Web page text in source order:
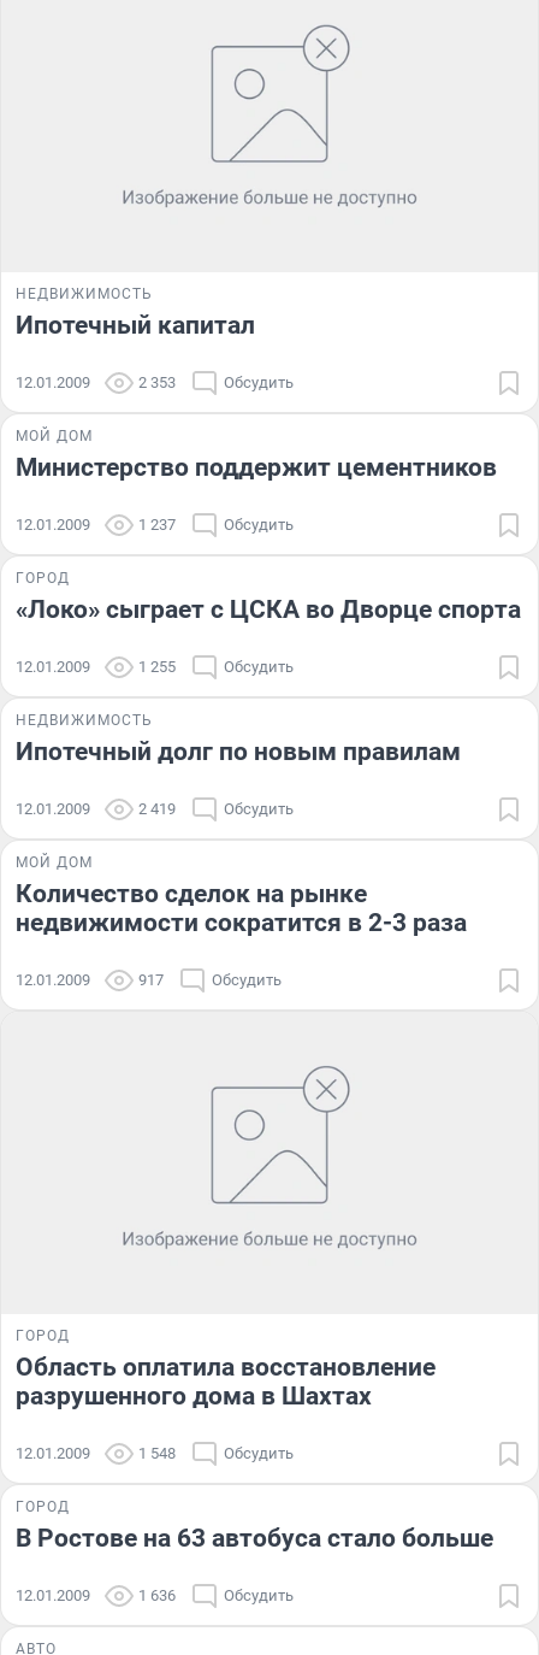
НЕДВИЖИМОСТЬ
Ипотечный капитал
12.01.2009 2 353 Обсудить
МОЙ ДОМ
Министерство поддержит цементников
12.01.2009 1 237 Обсудить
ГОРОД
«Локо» сыграет с ЦСКА во Дворце спорта
12.01.2009 1 255 Обсудить
НЕДВИЖИМОСТЬ
Ипотечный долг по новым правилам
12.01.2009 2 419 Обсудить
МОЙ ДОМ
Количество сделок на рынке
недвижимости сократится в 2-3 раза
12.01.2009 917 Обсудить
ГОРОД
Область оплатила восстановление
разрушенного дома в Шахтах
12.01.2009 1 548 Обсудить
ГОРОД
В Ростове на 63 автобуса стало больше
12.01.2009 1 636 Обсудить
АВТО